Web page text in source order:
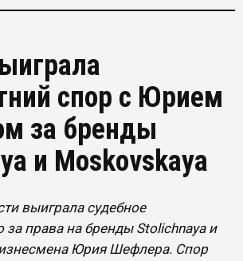
спор с Юрием
за бренды
и Moskovskaya
выиграла судебное
за права на бренды Stolichnaya и
Юрия Шефлера. Спор